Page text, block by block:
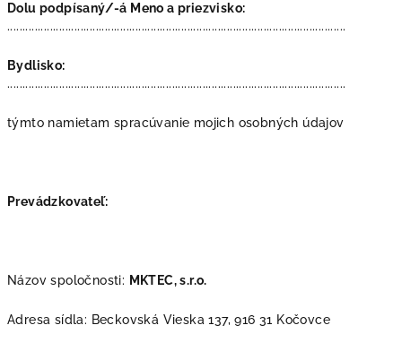
Dolu podpísaný/-á Meno a priezvisko:
...............................................................................................................
Bydlisko:
...............................................................................................................
týmto namietam spracúvanie mojich osobných údajov
Prevádzkovateľ:
Názov spoločnosti: MKTEC, s.r.o.
Adresa sídla: Beckovská Vieska 137, 916 31 Kočovce